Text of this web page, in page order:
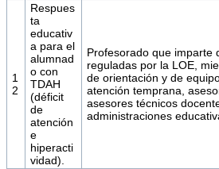
1
2
Respues
ta
educativ
a para el
alumnad
o con
TDAH
(déficit
de
atención
e
hiperacti
vidad).
Profesorado que imparte
reguladas por la LOE,
de orientación y de
atención temprana,
asesores técnicos
administraciones